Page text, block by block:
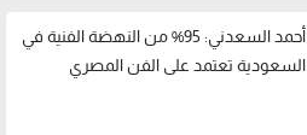
أحمد السعدني: 95% من النهضة الفنية في
السعودية تعتمد على الفن المصري